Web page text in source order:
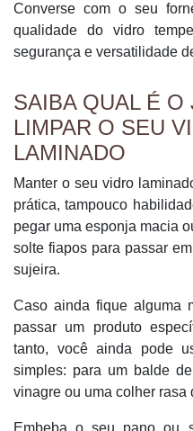
Converse com o seu
qualidade do vidro
segurança e versatilidade
SAIBA QUAL É
LIMPAR O SEU
LAMINADO
Manter o seu vidro
prática, tampouco
pegar uma esponja macia
solte fiapos para passar
sujeira.
Caso ainda fique alguma
passar um produto
tanto, você ainda pode
simples: para um balde
vinagre ou uma colher rasa